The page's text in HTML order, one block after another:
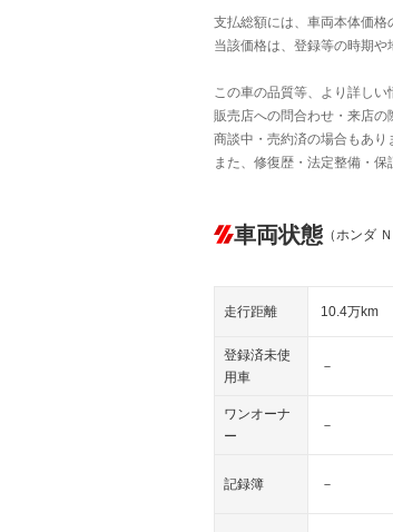
支払総額には、車両本体価格
当該価格は、登録等の時期や
この車の品質等、より詳しい
販売店への問合わせ・来店の
商談中・売約済の場合もあり
また、修復歴・法定整備・
車両状態 （ホンダ
走行距離 10.4万km
登録済未使
用車
－
ワンオーナ
ー
－
記録簿 －